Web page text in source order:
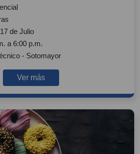
17 de Julio
a 6:00 p.m.
- Sotomayor
Ver más